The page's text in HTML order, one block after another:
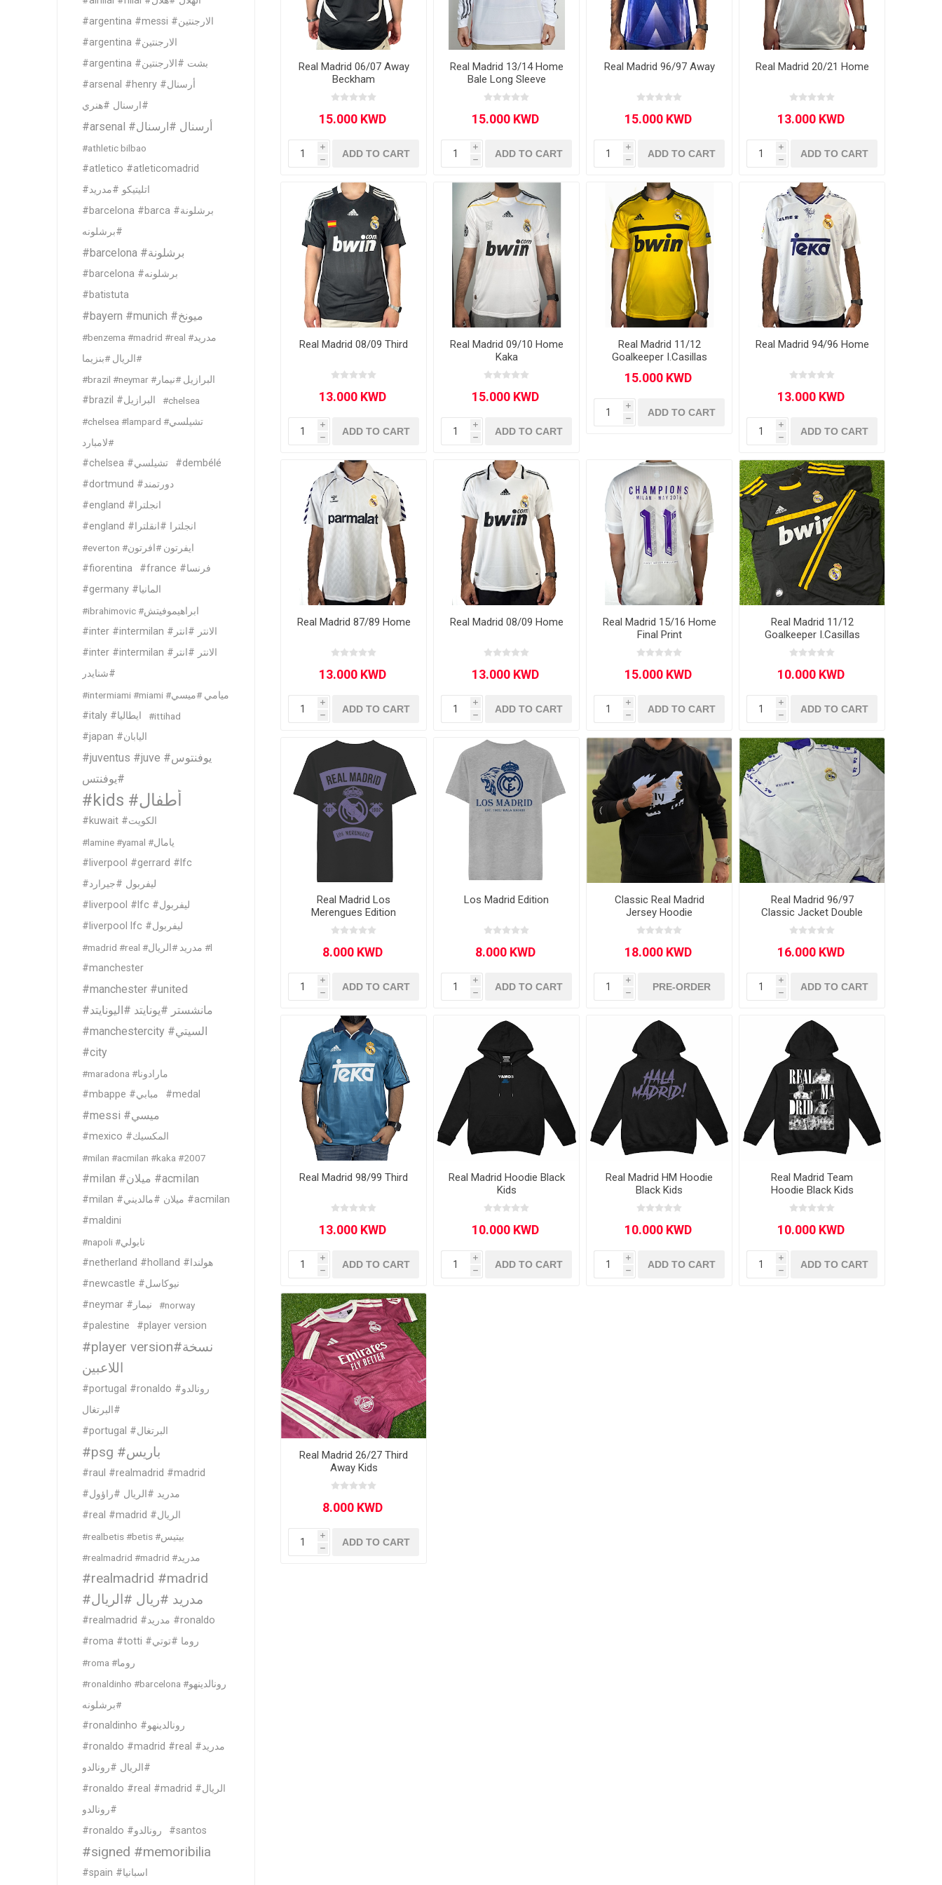
Scottish League Other leagues
Al Nassr
ITTIHAD
Eredivisie Superliga Argentina Liga Portugal Campeonato Brasileiro
Real Madrid 06/07 Away
Beckham
i
h
ADD TO CART
Real Madrid 13/14 Home
Bale Long Sleeve
i
h
ADD TO CART
Real Madrid 96/97 Away
i
h
ADD TO CART
Real Madrid 20/21 Home
i
h
ADD TO CART
Real Madrid 08/09 Third
i
h
ADD TO CART
Real Madrid 09/10 Home
Kaka
i
h
ADD TO CART
Real Madrid 11/12
Goalkeeper I.Casillas
i
h
ADD TO CART
Real Madrid 94/96 Home
i
h
ADD TO CART
Real Madrid 87/89 Home
i
h
ADD TO CART
Real Madrid 08/09 Home
i
h
ADD TO CART
Real Madrid 15/16 Home
Final Print
i
h
ADD TO CART
Real Madrid 11/12
Goalkeeper I.Casillas
i
h
ADD TO CART
Real Madrid Los
Merengues Edition
i
h
ADD TO CART
Los Madrid Edition
i
h
ADD TO CART
Classic Real Madrid
Jersey Hoodie
i
h
PRE-ORDER
Real Madrid 96/97
Classic Jacket Double
sided
i
h
ADD TO CART
Real Madrid 98/99 Third
i
h
ADD TO CART
Real Madrid Hoodie Black
Kids
i
h
ADD TO CART
Real Madrid HM Hoodie
Black Kids
i
h
ADD TO CART
Real Madrid Team
Hoodie Black Kids
i
h
ADD TO CART
Real Madrid 26/27 Third
Away Kids
i
h
ADD TO CART
#argentina #messi #الارجنتين
#argentina #الارجنتين
#argentina #بشت #الارجنتين
#arsenal #henry #أرسنال
#ارسنال #هنري
#arsenal #أرسنال #ارسنال
#athletic bilbao
#atletico #atleticomadrid
#اتليتيكو #مدريد
#barcelona #barca #برشلونة
#برشلونه
#barcelona #برشلونة
#barcelona #برشلونه
#batistuta
#bayern #munich #ميونخ
#benzema #madrid #real #مدريد
#الريال #بنزيما
#brazil #neymar #البرازيل #نيمار
#brazil #البرازيل
#chelsea
#chelsea #lampard #تشيلسي
#لامبارد
#chelsea #تشيلسي
#dembélé
#dortmund #دورتمند
#england #انجلترا
#england #انجلترا #انقلترا
#everton #ايفرتون #افرتون
#fiorentina
#france #فرنسا
#germany #المانيا
#ibrahimovic #ابراهيموفيتش
#inter #intermilan #الانتر #انتر
#inter #intermilan #الانتر #انتر
#شنايدر
#intermiami #miami #ميامي #ميسي
#italy #ايطاليا #ittihad
#japan #اليابان
#juventus #juve #يوفنتوس
#يوفنتس
#kids #أطفال
#kuwait #الكويت
#lamine #yamal #يامال
#liverpool #gerrard #lfc
#ليفربول #جيرارد
#liverpool #lfc #ليفربول
#liverpool lfc #ليفربول
#madrid #real #مدريد #الريال #l
#manchester
#manchester #united
#مانشستر #يونايتد #اليونايتد
#manchestercity #السيتي
#city
#maradona #مارادونا
#mbappe #مبابي #medal
#messi #ميسي
#mexico #المكسيك
#milan #acmilan #kaka #2007
#milan #ميلان #acmilan
#milan #ميلان #مالديني #acmilan
#maldini
#napoli #نابولي
#netherland #holland #هولندا
#newcastle #نيوكاسل
#neymar #نيمار
#norway
#palestine #player version
#player version#نسخة
اللاعبين
#portugal #ronaldo #رونالدو
#البرتغال
#portugal #البرتغال
#psg #باريس
#raul #realmadrid #madrid
#مدريد #الريال #راؤول
#real #madrid #الريال
#realbetis #betis #بيتيس
#realmadrid #madrid #مدريد
#realmadrid #madrid
#مدريد #ريال #الريال
#realmadrid #مدريد #ronaldo
#roma #totti #روما #توتي
#roma #روما
#ronaldinho #barcelona #رونالدينهو
#برشلونه
#ronaldinho #رونالدينهو
#ronaldo #madrid #real #مدريد
#الريال #رونالدو
#ronaldo #real #madrid #الريال
#رونالدو
#ronaldo #رونالدو
#santos
#signed #memoribilia
#spain #اسبانيا